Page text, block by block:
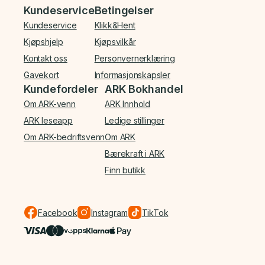
Bunnmeny
Kundeservice
Kundeservice
Kjøpshjelp
Kontakt oss
Gavekort
Betingelser
Klikk&Hent
Kjøpsvilkår
Personvernerklæring
Informasjonskapsler
Kundefordeler
Om ARK-venn
ARK leseapp
Om ARK-bedriftsvenn
ARK Bokhandel
ARK Innhold
Ledige stillinger
Om ARK
Bærekraft i ARK
Finn butikk
Facebook Instagram TikTok